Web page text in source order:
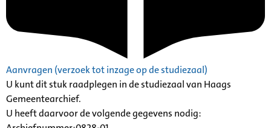
Aanvragen (verzoek tot inzage op de studiezaal)
U kunt dit stuk raadplegen in de studiezaal van Haags
Gemeentearchief.
U heeft daarvoor de volgende gegevens nodig: